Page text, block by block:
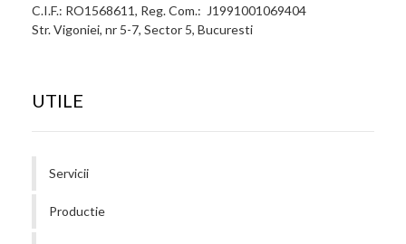
C.I.F.: RO1568611, Reg. Com.: J1991001069404
Str. Vigoniei, nr 5-7, Sector 5, Bucuresti
UTILE
Servicii
Productie